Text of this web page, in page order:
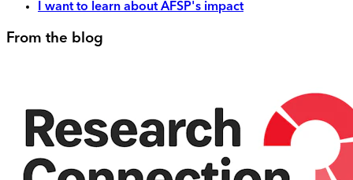
I want to learn about AFSP's impact
From the blog